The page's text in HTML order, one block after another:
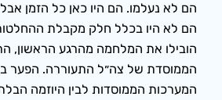
הם לא נעלמו. הם היו כאן כל הזמן
הובילו את המלחמה מהרגע הראשון,
הממוסדת של צה״ל התעוררה. הפער
המערכות הממוסדות לבין היוזמה